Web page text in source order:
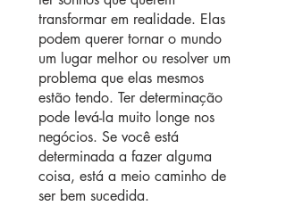
transformar em realidade. Elas
podem querer tornar o mundo
um lugar melhor ou resolver um
problema que elas mesmos
estão tendo. Ter determinação
pode levá-la muito longe nos
negócios. Se você está
determinada a fazer alguma
coisa, está a meio caminho de
ser bem sucedida.